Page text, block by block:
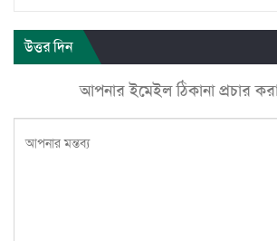
উত্তর দিন
আপনার ইমেইল ঠিকানা প্রচার